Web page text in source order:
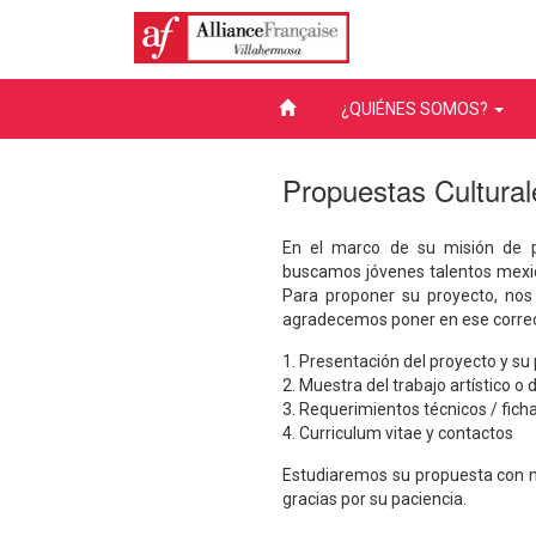
¿QUIÉNES SOMOS?
Propuestas
En el marco de su misión de
buscamos jóvenes talentos
Para proponer su proyecto,
agradecemos poner en ese
1. Presentación del proyecto y su
2. Muestra del trabajo artístico o
3. Requerimientos técnicos /
4. Curriculum vitae y contactos
Estudiaremos su propuesta con
gracias por su paciencia.